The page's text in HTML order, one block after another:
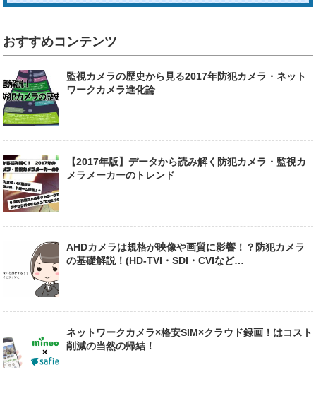
おすすめコンテンツ
監視カメラの歴史から見る2017年防犯カメラ・ネット
ワークカメラ進化論
【2017年版】データから読み解く防犯カメラ・監視カ
メラメーカーのトレンド
AHDカメラは規格が映像や画質に影響！？防犯カメラ
の基礎解説！(HD-TVI・SDI・CVIなど…
ネットワークカメラ×格安SIM×クラウド録画！はコスト
削減の当然の帰結！